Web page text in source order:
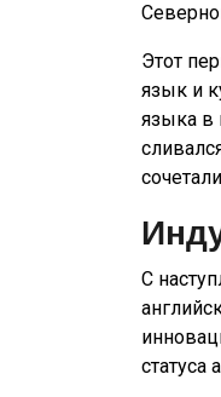
Этот
язык и
языка в
С
статуса